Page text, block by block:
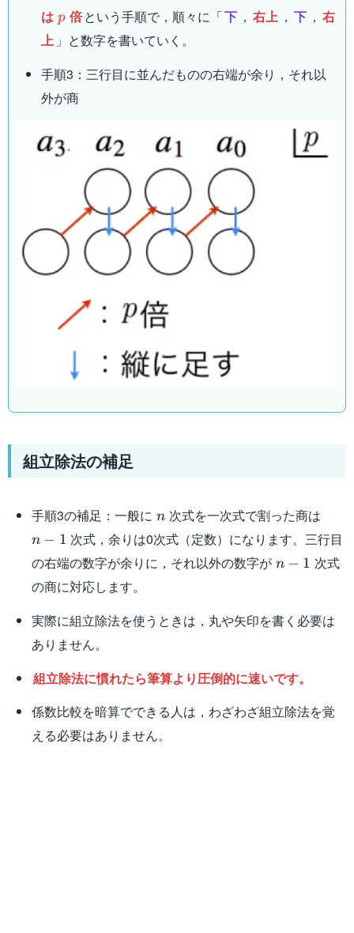
は p
p 倍という手順で，順々に「下 ， 右上 ， 下 ， 右
上 」と数字を書いていく。
手順3：三行目に並んだものの右端が余り，それ以
外が商
組立除法の補足
手順3の補足：一般に n
n次式を一次式で割った商は
1
n − 1 次式，余りは0次式（定数）になります。三行目
の右端の数字が余りに，それ以外の数字が n-
n − 1 次式
の商に対応します。
実際に組立除法を使うときは，丸や矢印を書く必要は
ありません。
組立除法に慣れたら筆算より圧倒的に速いです。
係数比較を暗算でできる人は，わざわざ組立除法を覚
える必要はありません。